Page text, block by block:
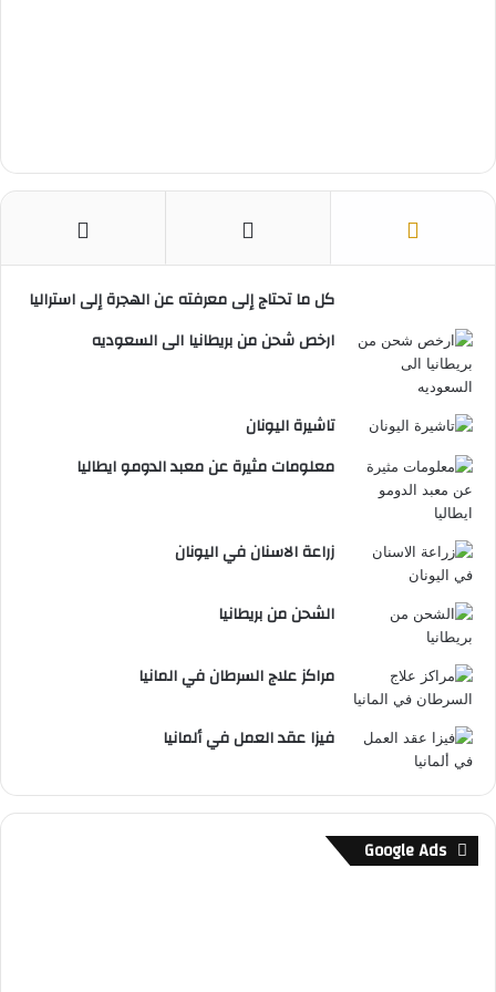
كل ما تحتاج إلى معرفته عن الهجرة إلى استراليا
ارخص شحن من بريطانيا الى السعوديه
تاشيرة اليونان
معلومات مثيرة عن معبد الدومو ايطاليا
زراعة الاسنان في اليونان
الشحن من بريطانيا
مراكز علاج السرطان في المانيا
فيزا عقد العمل في ألمانيا
Google Ads